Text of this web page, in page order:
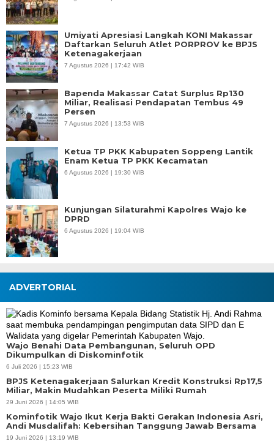
Umiyati Apresiasi Langkah KONI Makassar
Daftarkan Seluruh Atlet PORPROV ke BPJS
Ketenagakerjaan
7 Agustus 2026 | 17:42 WIB
Bapenda Makassar Catat Surplus Rp130
Miliar, Realisasi Pendapatan Tembus 49
Persen
7 Agustus 2026 | 13:53 WIB
Ketua TP PKK Kabupaten Soppeng Lantik
Enam Ketua TP PKK Kecamatan
6 Agustus 2026 | 19:30 WIB
Kunjungan Silaturahmi Kapolres Wajo ke
DPRD
6 Agustus 2026 | 19:04 WIB
ADVERTORIAL
Wajo Benahi Data Pembangunan, Seluruh OPD
Dikumpulkan di Diskominfotik
6 Juli 2026 | 15:23 WIB
BPJS Ketenagakerjaan Salurkan Kredit Konstruksi Rp17,5
Miliar, Makin Mudahkan Peserta Miliki Rumah
29 Juni 2026 | 14:05 WIB
Kominfotik Wajo Ikut Kerja Bakti Gerakan Indonesia Asri,
Andi Musdalifah: Kebersihan Tanggung Jawab Bersama
19 Juni 2026 | 13:19 WIB